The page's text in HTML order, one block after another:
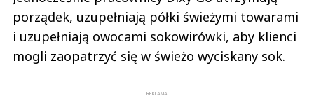
porządek, uzupełniają półki świeżymi towarami
i uzupełniają owocami sokowirówki, aby klienci
mogli zaopatrzyć się w świeżo wyciskany sok.
REKLAMA